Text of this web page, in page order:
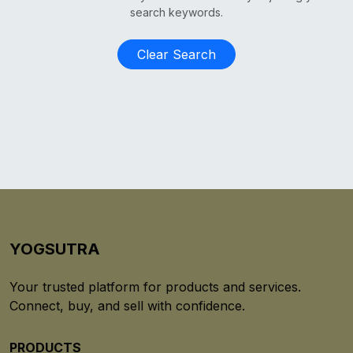
search keywords.
Clear Search
YOGSUTRA
Your trusted platform for products and services.
Connect, buy, and sell with confidence.
PRODUCTS